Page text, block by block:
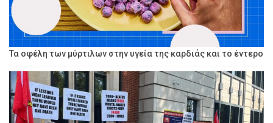
Τα οφέλη των μύρτιλων στην υγεία της καρδιάς και το έντερο